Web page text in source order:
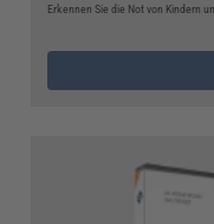
Erkennen Sie die Not von Kindern